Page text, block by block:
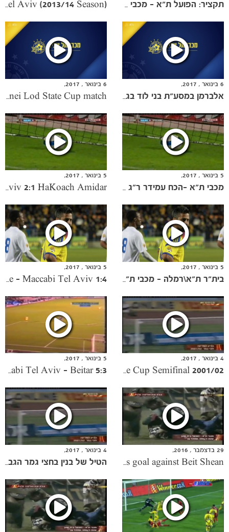
משחקים
ותוצאות
Highlights: Hapoel Tel Aviv 2:3 Maccabi Tel Aviv (2013/14 Season)
תקציר: הפועל ת"א - מכבי ת"א 3:2 (2013-14)
6 בינואר , 2017,
6 בינואר , 2017,
5 בינואר , 2017,
Maccabi Tel Aviv 2:1 HaKoach Amidar
5 בינואר , 2017,
מכבי ת"א -הכח עמידר ר"ג 1:2
5 בינואר , 2017,
5 בינואר , 2017,
5 בינואר , 2017,
Maccabi Tel Aviv - Beitar 5:3
4 בינואר , 2017,
Banin's scorcher in the State Cup Semifinal 2001/02
4 בינואר , 2017,
29 בדצמבר , 2016,